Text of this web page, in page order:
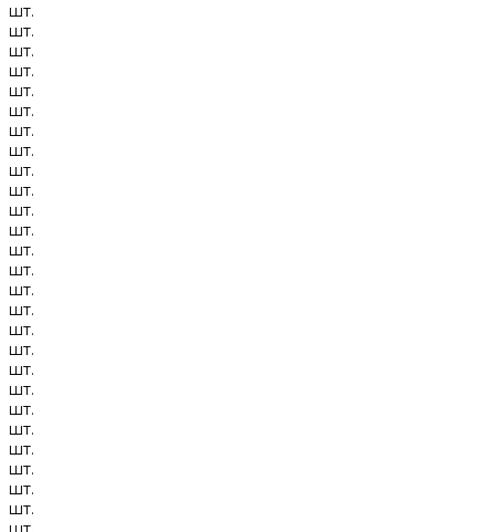
шт.
шт.
шт.
шт.
шт.
шт.
шт.
шт.
шт.
шт.
шт.
шт.
шт.
шт.
шт.
шт.
шт.
шт.
шт.
шт.
шт.
шт.
шт.
шт.
шт.
шт.